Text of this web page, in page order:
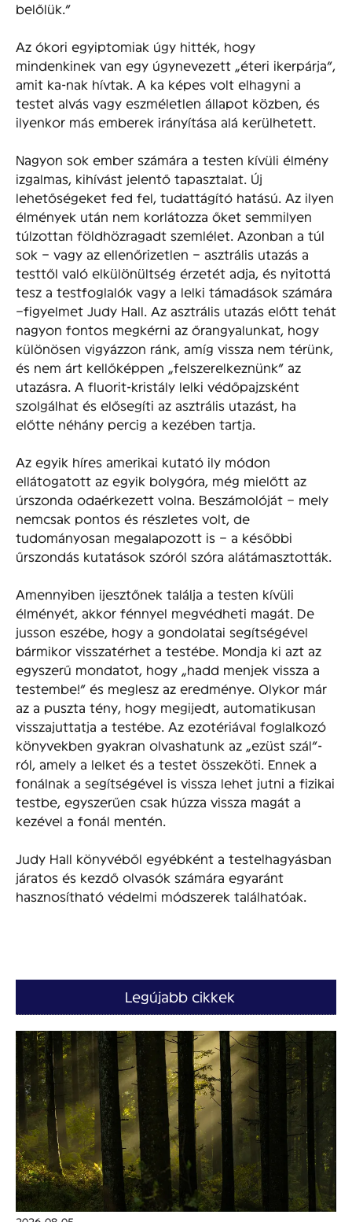
belőlük.”
Az ókori egyiptomiak úgy hitték, hogy
mindenkinek van egy úgynevezett „éteri ikerpárja”,
amit ka-nak hívtak. A ka képes volt elhagyni a
testet alvás vagy eszméletlen állapot közben, és
ilyenkor más emberek irányítása alá kerülhetett.
Nagyon sok ember számára a testen kívüli élmény
izgalmas, kihívást jelentő tapasztalat. Új
lehetőségeket fed fel, tudattágító hatású. Az ilyen
élmények után nem korlátozza őket semmilyen
túlzottan földhözragadt szemlélet. Azonban a túl
sok – vagy az ellenőrizetlen – asztrális utazás a
testtől való elkülönültség érzetét adja, és nyitottá
tesz a testfoglalók vagy a lelki támadások számára
–figyelmet Judy Hall. Az asztrális utazás előtt tehát
nagyon fontos megkérni az őrangyalunkat, hogy
különösen vigyázzon ránk, amíg vissza nem térünk,
és nem árt kellőképpen „felszerelkeznünk” az
utazásra. A fluorit-kristály lelki védőpajzsként
szolgálhat és elősegíti az asztrális utazást, ha
előtte néhány percig a kezében tartja.
Az egyik híres amerikai kutató ily módon
ellátogatott az egyik bolygóra, még mielőtt az
úrszonda odaérkezett volna. Beszámolóját – mely
nemcsak pontos és részletes volt, de
tudományosan megalapozott is – a későbbi
űrszondás kutatások szóról szóra alátámasztották.
Amennyiben ijesztőnek találja a testen kívüli
élményét, akkor fénnyel megvédheti magát. De
jusson eszébe, hogy a gondolatai segítségével
bármikor visszatérhet a testébe. Mondja ki azt az
egyszerű mondatot, hogy „hadd menjek vissza a
testembe!” és meglesz az eredménye. Olykor már
az a puszta tény, hogy megijedt, automatikusan
visszajuttatja a testébe. Az ezotériával foglalkozó
könyvekben gyakran olvashatunk az „ezüst szál”-
ról, amely a lelket és a testet összeköti. Ennek a
fonálnak a segítségével is vissza lehet jutni a fizikai
testbe, egyszerűen csak húzza vissza magát a
kezével a fonál mentén.
Judy Hall könyvéből egyébként a testelhagyásban
járatos és kezdő olvasók számára egyaránt
hasznosítható védelmi módszerek találhatóak.
Legújabb cikkek